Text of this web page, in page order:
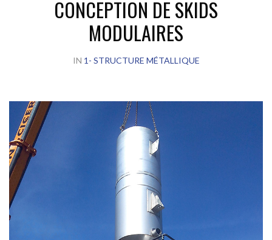
CONCEPTION DE SKIDS
MODULAIRES
IN 1- STRUCTURE MÉTALLIQUE